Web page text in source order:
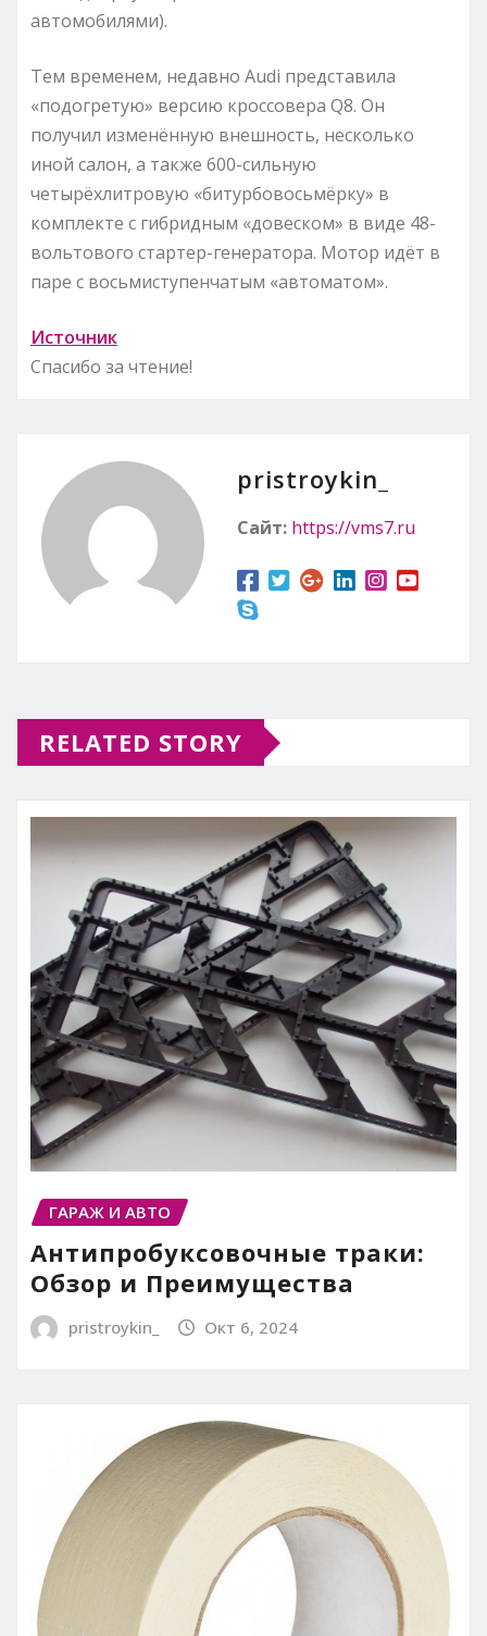
автомобилями).
Тем временем, недавно Audi представила
«подогретую» версию кроссовера Q8. Он
получил изменённую внешность, несколько
иной салон, а также 600-сильную
четырёхлитровую «битурбовосьмёрку» в
комплекте с гибридным «довеском» в виде 48-
вольтового стартер-генератора. Мотор идёт в
паре с восьмиступенчатым «автоматом».
Источник
Спасибо за чтение!
pristroykin_
Сайт: https://vms7.ru
RELATED STORY
ГАРАЖ И АВТО
Антипробуксовочные траки:
Обзор и Преимущества
pristroykin_ Окт 6, 2024